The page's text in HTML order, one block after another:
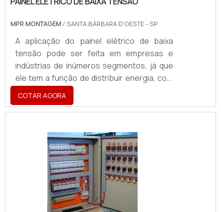
MPR MONTAGEM / SANTA BÁRBARA D'OESTE - SP
A aplicação do painel elétrico de baixa
tensão pode ser feita em empresas e
indústrias de inúmeros segmentos, já que
ele tem a função de distribuir energia, com
medidas personalizadas para que se elas
se adequem em cada dispositivo, ou
comandos de recepção de eletricidade. Na
barramentos que são suportados por
isoladores, que por vezes podem ser feitos
de inúmeros metais, como cobre, por
exemplo. Os barramentos de entrada
facilitam a conexão dos cabos, que fi.
COTAR AGORA